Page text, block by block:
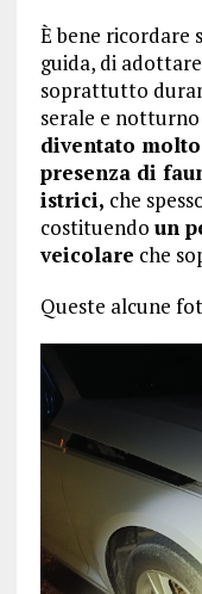
È bene ricordare
guida, di
soprattutto
serale e
diventato
presenza di
istrici, che
costituendo un
veicolare che
Queste alcune